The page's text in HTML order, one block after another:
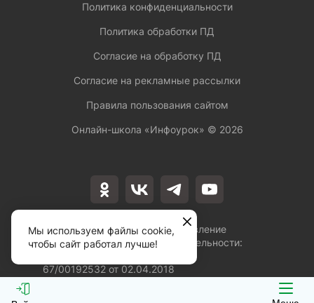
Лицензия на осуществление
образовательной деятельности:
67/00192532 от 02.04.2018
Политика конфиденциальности
Политика обработки ПД
Согласие на обработку ПД
Согласие на рекламные рассылки
Правила пользования сайтом
Онлайн-школа «Инфоурок» © 2026
Мы используем файлы cookie,
чтобы сайт работал лучше!